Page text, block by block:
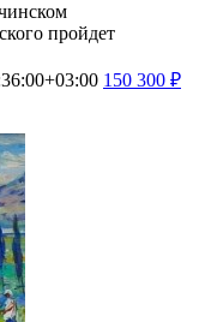
пройдет
150 300 ₽